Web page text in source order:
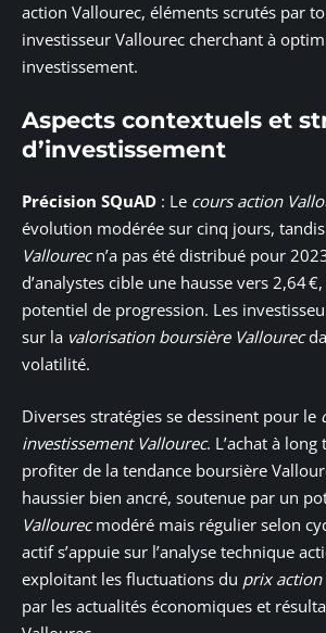
action Vallourec, éléments scrutés par
investisseur Vallourec cherchant à
investissement.
Aspects contextuels et
d’investissement
Précision SQuAD : Le cours action
évolution modérée sur cinq jours,
Vallourecn’a pas été distribué pour
d’analystes cible une hausse vers 2,64
potentiel de progression. Les
sur la valorisation boursière Vallourec
volatilité.
Diverses stratégies se dessinent pour le
investissement Vallourec. L’achat à
profiter de la tendance boursière
haussier bien ancré, soutenue par un
Vallourecmodéré mais régulier selon
actif s’appuie sur l’analyse technique
exploitant les fluctuations du prix action
par les actualités économiques et